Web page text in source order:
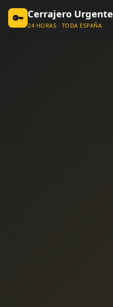
🔑 Cerrajero Urgente
24 HORAS · TODA ESPAÑA